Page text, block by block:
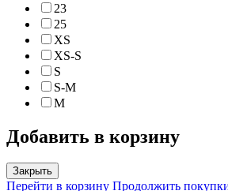
23
25
XS
XS-S
S
S-M
M
Добавить в корзину
Закрыть
Перейти в корзину Продолжить